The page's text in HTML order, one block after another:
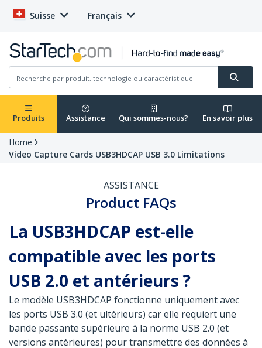
Suisse Français
Produits Assistance Qui sommes-nous? En savoir plus
Home
Video Capture Cards USB3HDCAP USB 3.0 Limitations
ASSISTANCE
Product FAQs
La USB3HDCAP est-elle
compatible avec les ports
USB 2.0 et antérieurs ?
Le modèle USB3HDCAP fonctionne uniquement avec
les ports USB 3.0 (et ultérieurs) car elle requiert une
bande passante supérieure à la norme USB 2.0 (et
versions antérieures) pour transmettre des données à